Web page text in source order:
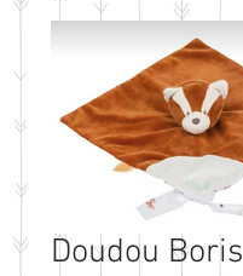
Doudou Boris